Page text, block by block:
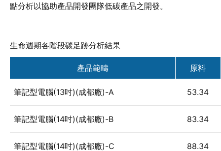
點分析以協助產品開發團隊低碳產品之開發。
生命週期各階段碳足跡分析結果
產品範疇 原料
筆記型電腦(13吋)(成都廠)-A 53.34
筆記型電腦(14吋)(成都廠)-B 83.34
筆記型電腦(14吋)(成都廠)-C 88.34